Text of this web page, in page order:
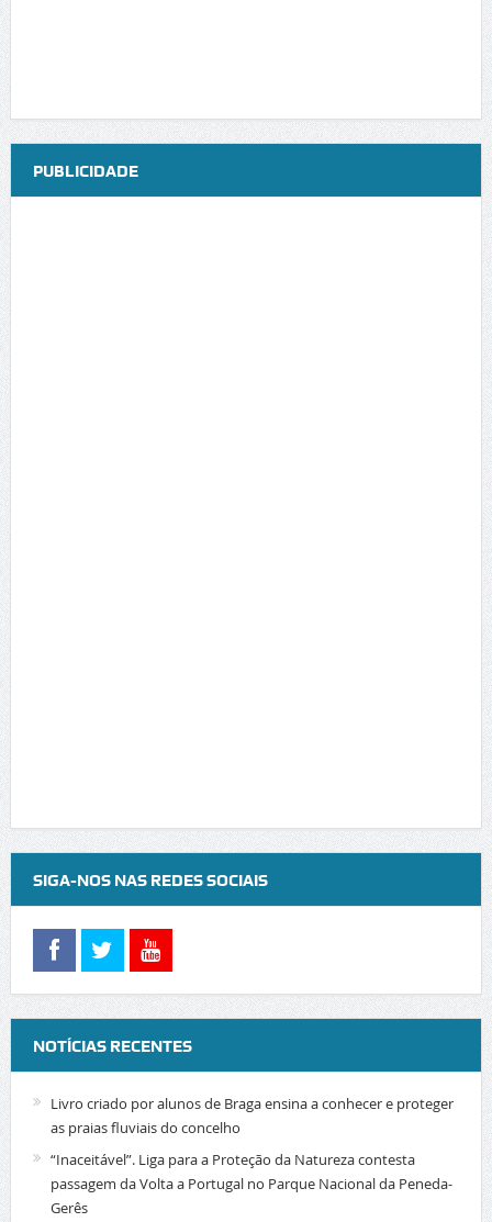
PUBLICIDADE
SIGA-NOS NAS REDES SOCIAIS
NOTÍCIAS RECENTES
Livro criado por alunos de Braga ensina a conhecer e proteger
as praias fluviais do concelho
“Inaceitável”. Liga para a Proteção da Natureza contesta
passagem da Volta a Portugal no Parque Nacional da Peneda-
Gerês